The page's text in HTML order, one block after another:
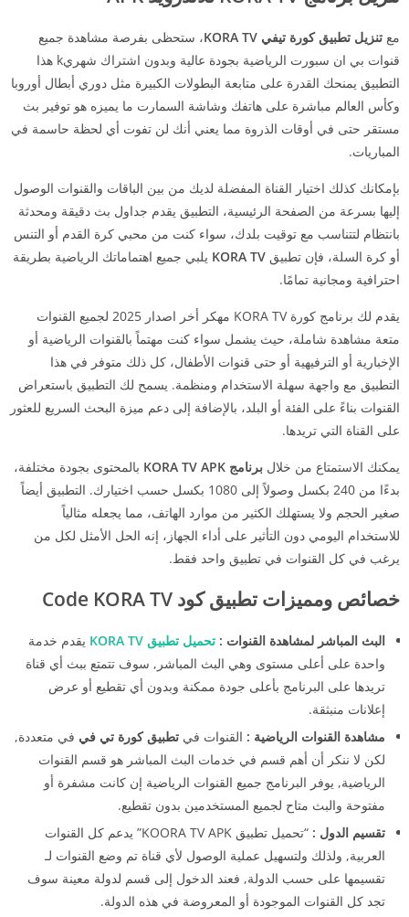
مع تنزيل تطبيق كورة تيفي KORA TV
، ستحظى بفرصة مشاهدة جميع
قنوات بي ان سبورت الرياضية بجودة عالية وبدون اشتراك شهريk هذا
التطبيق يمنحك القدرة على متابعة البطولات الكبيرة مثل دوري أبطال أوروبا
وكأس العالم مباشرة على هاتفك وشاشة السمارت ما يميزه هو توفير بث
مستقر حتى في أوقات الذروة مما يعني أنك لن تفوت أي لحظة حاسمة في
المباريات.
بإمكانك كذلك اختيار القناة المفضلة لديك من بين الباقات والقنوات الوصول
إليها بسرعة من الصفحة الرئيسية، التطبيق يقدم جداول بث دقيقة ومحدثة
بانتظام لتتناسب مع توقيت بلدك، سواء كنت من محبي كرة القدم أو التنس
أو كرة السلة، فإن تطبيق KORA TV يلبي جميع اهتماماتك الرياضية بطريقة
احترافية ومجانية تمامًا.
يقدم لك برنامج كورة KORA TV مهكر أخر اصدار 2025 لجميع القنوات
متعة مشاهدة شاملة، حيث يشمل سواء كنت مهتماً بالقنوات الرياضية أو
الإخبارية أو الترفيهية أو حتى قنوات الأطفال، كل ذلك متوفر في هذا
التطبيق مع واجهة سهلة الاستخدام ومنظمة. يسمح لك التطبيق باستعراض
القنوات بناءً على الفئة أو البلد، بالإضافة إلى دعم ميزة البحث السريع للعثور
على القناة التي تريدها.
يمكنك الاستمتاع من خلال برنامج KORA TV APK
بالمحتوى بجودة مختلفة،
بدءًا من 240 بكسل وصولاً إلى 1080 بكسل حسب اختيارك. التطبيق أيضاً
صغير الحجم ولا يستهلك الكثير من موارد الهاتف، مما يجعله مثالياً
للاستخدام اليومي دون التأثير على أداء الجهاز، إنه الحل الأمثل لكل من
يرغب في كل القنوات في تطبيق واحد فقط.
خصائص ومميزات تطبيق كود Code KORA TV
البث المباشر لمشاهدة القنوات : تحميل تطبيق KORA TV
يقدم خدمة
واحدة على أعلى مستوى وهي البث المباشر, سوف تتمتع ببث أي قناة
تريدها على البرنامج بأعلى جودة ممكنة وبدون أي تقطيع أو عرض
إعلانات منبثقة.
مشاهدة القنوات الرياضية : القنوات في تطبيق كورة تي في في متعددة,
لكن لا ننكر أن أهم قسم في خدمات البث المباشر هو قسم القنوات
الرياضية, يوفر البرنامج جميع القنوات الرياضية إن كانت مشفرة أو
مفتوحة والبث متاح لجميع المستخدمين بدون تقطيع.
تقسيم الدول :
“تحميل تطبيق KOORA TV APK” يدعم كل القنوات
العربية, ولذلك ولتسهيل عملية الوصول لأي قناة تم وضع القنوات لـ
تقسيمها على حسب الدولة, فعند الدخول إلى قسم لدولة معينة سوف
تجد كل القنوات الموجودة أو المعروضة في هذه الدولة.